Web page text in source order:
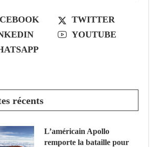
TWITTER
YOUTUBE
récents
L’américain Apollo
remporte la bataille pour